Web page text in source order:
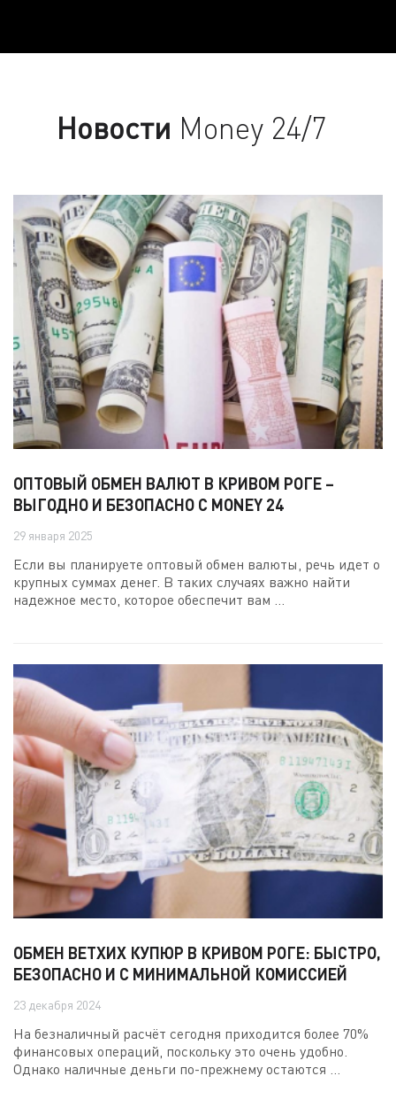
Новости Money 24/7
ОПТОВЫЙ ОБМЕН ВАЛЮТ В КРИВОМ РОГЕ –
ВЫГОДНО И БЕЗОПАСНО С MONEY 24
29 января 2025
Если вы планируете оптовый обмен валюты, речь идет о
крупных суммах денег. В таких случаях важно найти
надежное место, которое обеспечит вам ...
ОБМЕН ВЕТХИХ КУПЮР В КРИВОМ РОГЕ: БЫСТРО,
БЕЗОПАСНО И С МИНИМАЛЬНОЙ КОМИССИЕЙ
23 декабря 2024
На безналичный расчёт сегодня приходится более 70%
финансовых операций, поскольку это очень удобно.
Однако наличные деньги по-прежнему остаются ...